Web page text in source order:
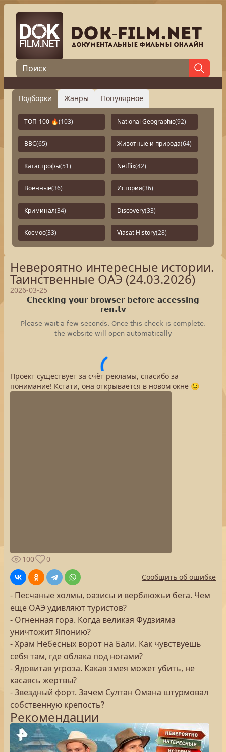
Подборки Жанры Популярное
ТОП-100 🔥(103) National Geographic(92)
BBC(65) Животные и природа(64)
Катастрофы(51) Netflix(42)
Военные(36) История(36)
Криминал(34) Discovery(33)
Космос(33) Viasat History(28)
Невероятно интересные истории.
Таинственные ОАЭ (24.03.2026)
2026-03-25
Проект существует за счёт рекламы, спасибо за
понимание! Кстати, она открывается в новом окне 😉
100
0
Сообщить об ошибке
- Песчаные холмы, оазисы и верблюжьи бега. Чем
еще ОАЭ удивляют туристов?
- Огненная гора. Когда великая Фудзияма
уничтожит Японию?
- Храм Небесных ворот на Бали. Как чувствуешь
себя там, где облака под ногами?
- Ядовитая угроза. Какая змея может убить, не
касаясь жертвы?
- Звездный форт. Зачем Султан Омана штурмовал
собственную крепость?
Рекомендации